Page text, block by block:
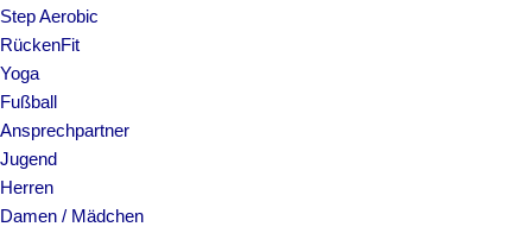
Step Aerobic
RückenFit
Yoga
Fußball
Ansprechpartner
Jugend
Herren
Damen / Mädchen